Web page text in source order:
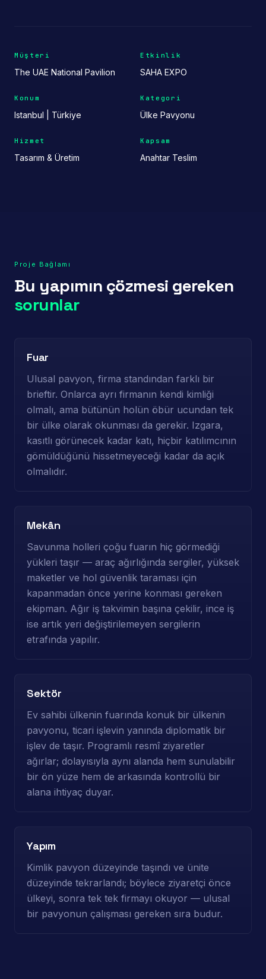
Müşteri
The UAE National Pavilion
Etkinlik
SAHA EXPO
Konum
Istanbul | Türkiye
Kategori
Ülke Pavyonu
Hizmet
Tasarım & Üretim
Kapsam
Anahtar Teslim
Proje Bağlamı
Bu yapımın çözmesi gereken
sorunlar
Fuar
Ulusal pavyon, firma standından farklı bir
brieftir. Onlarca ayrı firmanın kendi kimliği
olmalı, ama bütünün holün öbür ucundan tek
bir ülke olarak okunması da gerekir. Izgara,
kasıtlı görünecek kadar katı, hiçbir katılımcının
gömüldüğünü hissetmeyeceği kadar da açık
olmalıdır.
Mekân
Savunma holleri çoğu fuarın hiç görmediği
yükleri taşır — araç ağırlığında sergiler, yüksek
maketler ve hol güvenlik taraması için
kapanmadan önce yerine konması gereken
ekipman. Ağır iş takvimin başına çekilir, ince iş
ise artık yeri değiştirilemeyen sergilerin
etrafında yapılır.
Sektör
Ev sahibi ülkenin fuarında konuk bir ülkenin
pavyonu, ticari işlevin yanında diplomatik bir
işlev de taşır. Programlı resmî ziyaretler
ağırlar; dolayısıyla aynı alanda hem sunulabilir
bir ön yüze hem de arkasında kontrollü bir
alana ihtiyaç duyar.
Yapım
Kimlik pavyon düzeyinde taşındı ve ünite
düzeyinde tekrarlandı; böylece ziyaretçi önce
ülkeyi, sonra tek tek firmayı okuyor — ulusal
bir pavyonun çalışması gereken sıra budur.